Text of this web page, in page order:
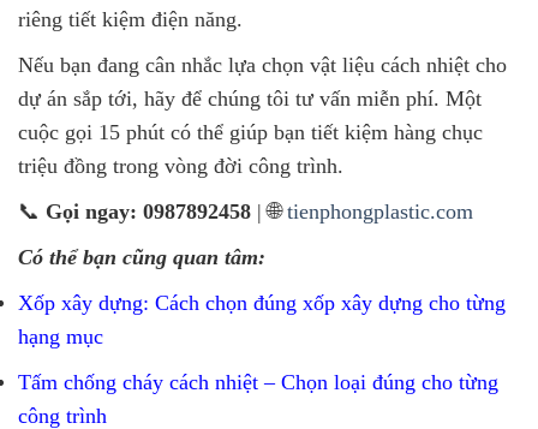
riêng tiết kiệm điện năng.
Nếu bạn đang cân nhắc lựa chọn vật liệu cách nhiệt cho
dự án sắp tới, hãy để chúng tôi tư vấn miễn phí. Một
cuộc gọi 15 phút có thể giúp bạn tiết kiệm hàng chục
triệu đồng trong vòng đời công trình.
📞 Gọi ngay: 0987892458 | 🌐tienphongplastic.com
Có thể bạn cũng quan tâm:
Xốp xây dựng: Cách chọn đúng xốp xây dựng cho từng
hạng mục
Tấm chống cháy cách nhiệt – Chọn loại đúng cho từng
công trình